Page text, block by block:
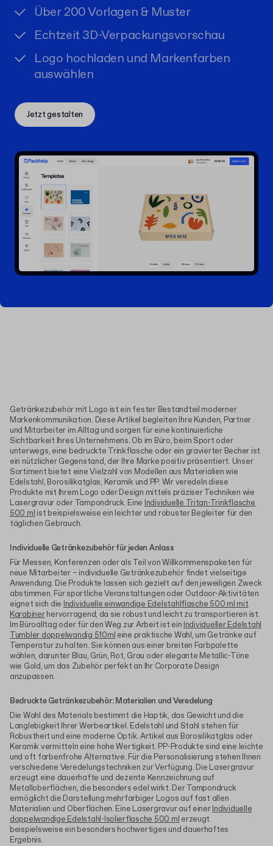
Über 200 Vorlagen & Muster
Echtzeit 3D-Verpackungsvorschau
Logo hochladen und Markenfarben
auswählen
Jetzt gestalten
Getränkezubehör mit Logo ist ein fester Bestandteil moderner
Markenkommunikation. Diese Artikel begleiten Ihre Kunden, Partner
und Mitarbeiter im Alltag und sorgen für eine kontinuierliche
Sichtbarkeit Ihres Unternehmens. Ob im Büro, beim Sport oder
unterwegs, eine bedruckte Trinkflasche oder ein gravierter Becher ist
ein nützlicher Gegenstand, der Ihre Marke positiv präsentiert. Unser
Sortiment bietet eine Vielzahl von Modellen aus Materialien wie
Edelstahl, Borosilikatglas, Keramik und PP. Wir veredeln diese
Produkte mit Ihrem Logo oder Design mittels präziser Techniken wie
Lasergravur oder Tampondruck. Eine Individuelle Tritan-Trinkflasche
500 ml ist beispielsweise ein leichter und robuster Begleiter für den
täglichen Gebrauch.
Individuelle Getränkezubehör für jeden Anlass
Für Messen, Konferenzen oder als Teil von Willkommenspaketen für
neue Mitarbeiter – individuelle Getränkezubehör findet vielseitige
Anwendung. Die Produkte lassen sich gezielt auf den jeweiligen Zweck
abstimmen. Für sportliche Veranstaltungen oder Outdoor-Aktivitäten
eignet sich die Individuelle einwandige Edelstahlflasche 500 ml mit
Karabinerhervorragend, da sie robust und leicht zu transportieren ist.
Im Büroalltag oder für den Weg zur Arbeit ist ein Individueller Edelstahl
Tumbler doppelwandig 510ml eine praktische Wahl, um Getränke auf
Temperatur zu halten. Sie können aus einer breiten Farbpalette
wählen, darunter Blau, Grün, Rot, Grau oder elegante Metallic-Töne
wie Gold, um das Zubehör perfekt an Ihr Corporate Design
anzupassen.
Bedruckte Getränkezubehör: Materialien und Veredelung
Die Wahl des Materials bestimmt die Haptik, das Gewicht und die
Langlebigkeit Ihrer Werbeartikel. Edelstahl und Stahl stehen für
Robustheit und eine moderne Optik. Artikel aus Borosilikatglas oder
Keramik vermitteln eine hohe Wertigkeit. PP-Produkte sind eine leichte
und oft farbenfrohe Alternative. Für die Personalisierung stehen Ihnen
verschiedene Veredelungstechniken zur Verfügung. Die Lasergravur
erzeugt eine dauerhafte und dezente Kennzeichnung auf
Metalloberflächen, die besonders edel wirkt. Der Tampondruck
ermöglicht die Darstellung mehrfarbiger Logos auf fast allen
Materialien und Oberflächen. Eine Lasergravur auf einerIndividuelle
doppelwandige Edelstahl-Isolierflasche 500 ml erzeugt
beispielsweise ein besonders hochwertiges und dauerhaftes
Ergebnis.